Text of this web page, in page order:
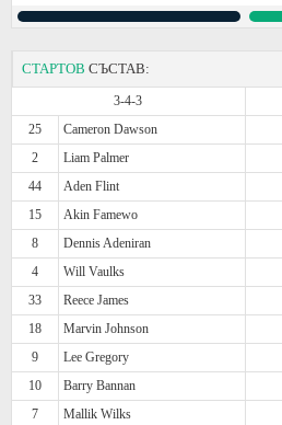
СТАРТОВ СЪСТАВ:
3-4-3
25
Cameron Dawson
2
Liam Palmer
44
Aden Flint
15
Akin Famewo
8
Dennis Adeniran
4
Will Vaulks
33
Reece James
18
Marvin Johnson
9
Lee Gregory
10
Barry Bannan
7
Mallik Wilks